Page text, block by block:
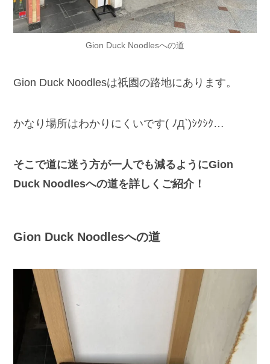
Gion Duck Noodlesへの道
Gion Duck Noodlesは祇園の路地にあります。
かなり場所はわかりにくいです( ﾉД`)ｼｸｼｸ…
そこで道に迷う方が一人でも減るようにGion
Duck Noodlesへの道を詳しくご紹介！
Gion Duck Noodlesへの道